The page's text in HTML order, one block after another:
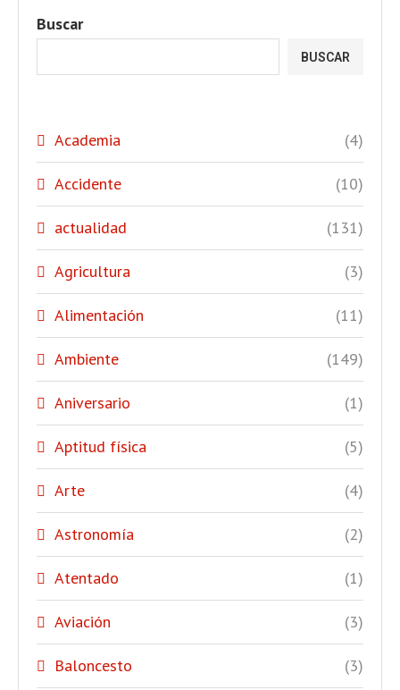
Buscar
BUSCAR
Academia (4)
Accidente (10)
actualidad (131)
Agricultura (3)
Alimentación (11)
Ambiente (149)
Aniversario (1)
Aptitud física (5)
Arte (4)
Astronomía (2)
Atentado (1)
Aviación (3)
Baloncesto (3)